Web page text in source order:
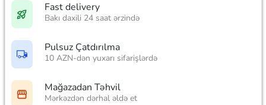
Fast delivery
Bakı daxili 24 saat ərzində
Pulsuz Çatdırılma
10 AZN-dən yuxarı sifarişlərdə
Mağazadan Təhvil
Mərkəzdən dərhal əldə et